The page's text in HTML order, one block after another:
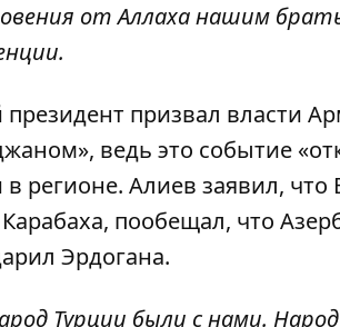
от Аллаха нашим
президент призвал власти
ведь это событие
в регионе. Алиев заявил,
пообещал, что
Эрдогана.
Турции были с нами.